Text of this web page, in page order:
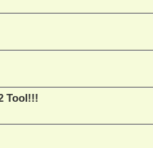
Tool!!!